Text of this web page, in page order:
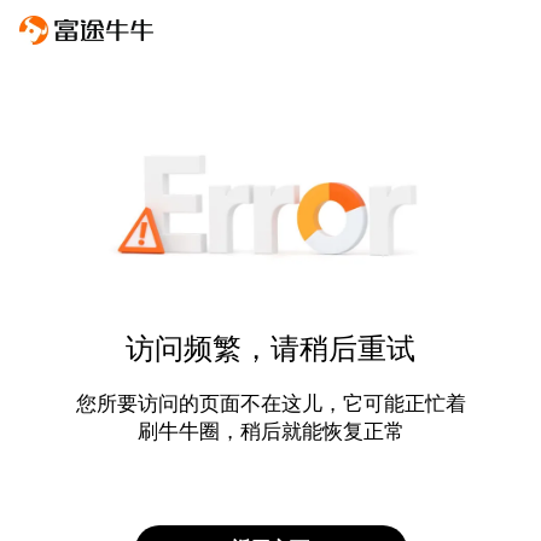
访问频繁，请稍后重试
您所要访问的页面不在这儿，它可能正忙着
刷牛牛圈，稍后就能恢复正常